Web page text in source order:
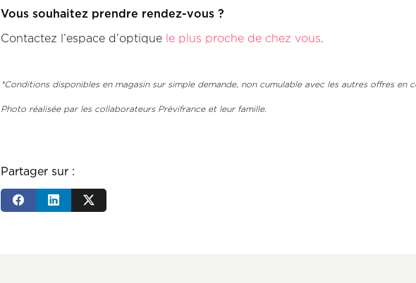
Vous souhaitez prendre rendez-vous ?
Contactez l’espace d’optique le plus proche de chez vous.
*Conditions disponibles en magasin sur simple demande, non cumulable avec les autres offres en
Photo réalisée par les collaborateurs Prévifrance et leur famille.
Partager sur :